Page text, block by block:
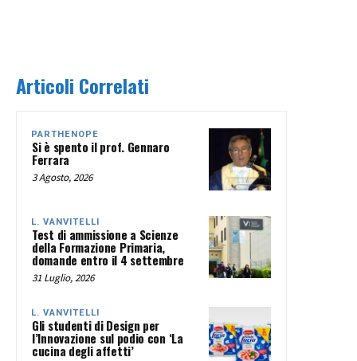
Articoli Correlati
PARTHENOPE
Si è spento il prof. Gennaro
Ferrara
3 Agosto, 2026
L. VANVITELLI
Test di ammissione a Scienze
della Formazione Primaria,
domande entro il 4 settembre
31 Luglio, 2026
L. VANVITELLI
Gli studenti di Design per
l’Innovazione sul podio con ‘La
cucina degli affetti’